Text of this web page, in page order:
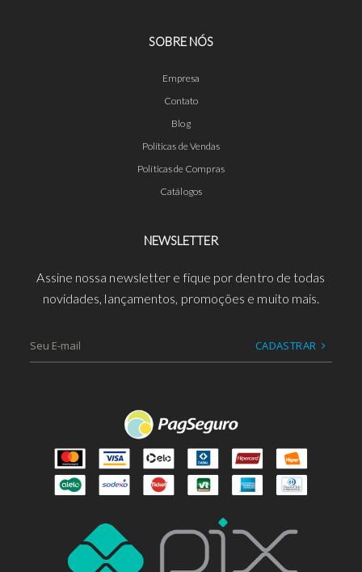
SOBRE NÓS
Empresa
Contato
Blog
Políticas de Vendas
Políticas de Compras
Catálogos
NEWSLETTER
Assine nossa newsletter e fique por dentro de todas
novidades, lançamentos, promoções e muito mais.
CADASTRAR